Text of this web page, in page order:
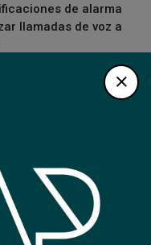
de alarma
llamadas de voz a
que se conecta
de alarma. Incluye
GEN2
GEN2